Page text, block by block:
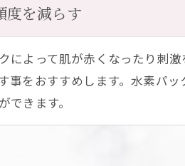
度を減らす
によって肌が赤くなったり刺
事をおすすめします。水素パ
きます。